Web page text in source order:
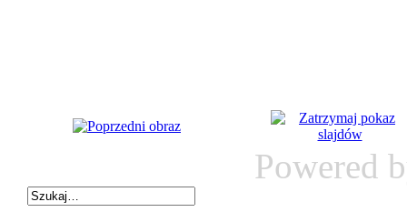
Powered